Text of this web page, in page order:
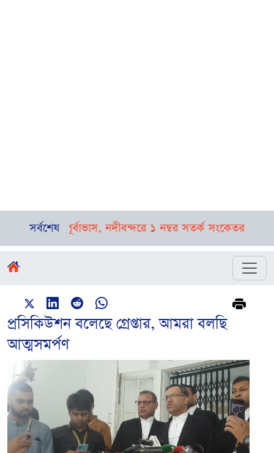
সর্বশেষ
পূর্বাভাস, নদীবন্দরে ১ নম্বর সতর্ক সংকেতরাষ্ট্রপতি
প্রসিকিউশন বলেছে গ্রেপ্তার, আমরা বলছি
আত্মসমর্পণ